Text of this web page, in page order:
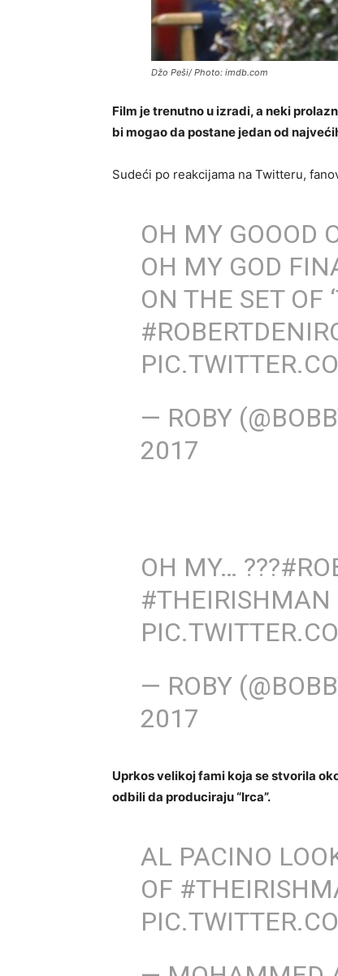
Džo Peši/ Photo: imdb.com
Film je trenutno u izradi, a neki
bi mogao da postane jedan od
Sudeći po reakcijama na Twitteru,
OH MY GOOOD
OH MY GOD
ON THE SET OF
— ROBY
2017
OH MY… ???
#THEIRISHMAN
— ROBY
2017
Uprkos velikoj fami koja se stvorila
odbili da produciraju “Irca”.
AL PACINO
OF